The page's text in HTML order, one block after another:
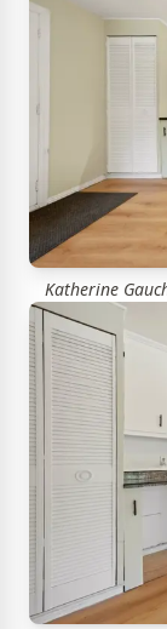
Katherine